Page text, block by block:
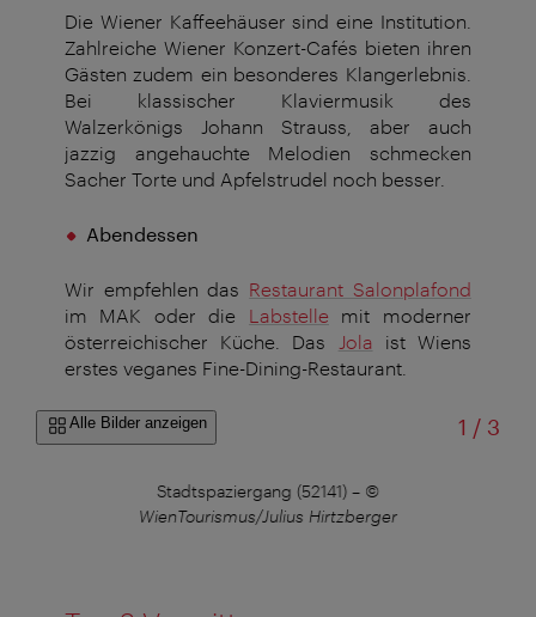
Die Wiener Kaffeehäuser sind eine Institution.
Zahlreiche Wiener Konzert-Cafés bieten ihren
Gästen zudem ein besonderes Klangerlebnis.
Bei klassischer Klaviermusik des
Walzerkönigs Johann Strauss, aber auch
jazzig angehauchte Melodien schmecken
Sacher Torte und Apfelstrudel noch besser.
Abendessen
Wir empfehlen das Restaurant Salonplafond
im MAK oder die Labstelle mit moderner
österreichischer Küche. Das
Jola ist Wiens
erstes veganes Fine-Dining-Restaurant.
Alle Bilder anzeigen 1 /von
3
Stadtspaziergang (52141)– ©
WienTourismus/Julius Hirtzberger